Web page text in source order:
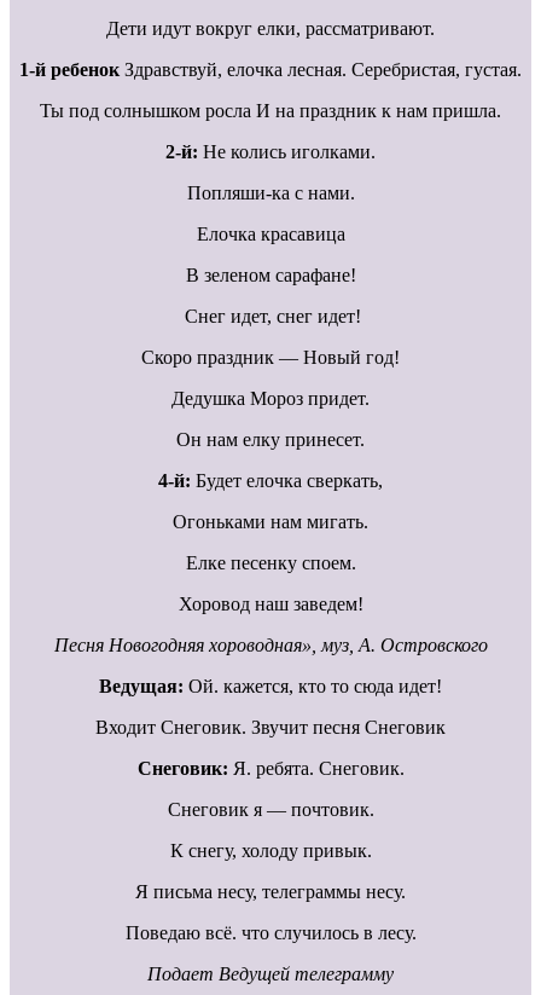
Дети идут вокруг елки, рассматривают.
1-й ребенок Здравствуй, елочка лесная. Серебристая, густая.
Ты под солнышком росла И на праздник к нам пришла.
2-й: Не колись иголками.
Попляши-ка с нами.
Елочка красавица
В зеленом сарафане!
Снег идет, снег идет!
Скоро праздник — Новый год!
Дедушка Мороз придет.
Он нам елку принесет.
4-й: Будет елочка сверкать,
Огоньками нам мигать.
Елке песенку споем.
Хоровод наш заведем!
Песня Новогодняя хороводная», муз, А. Островского
Ведущая: Ой. кажется, кто то сюда идет!
Входит Снеговик. Звучит песня Снеговик
Снеговик: Я. ребята. Снеговик.
Снеговик я — почтовик.
К снегу, холоду привык.
Я письма несу, телеграммы несу.
Поведаю всё. что случилось в лесу.
Подает Ведущей телеграмму